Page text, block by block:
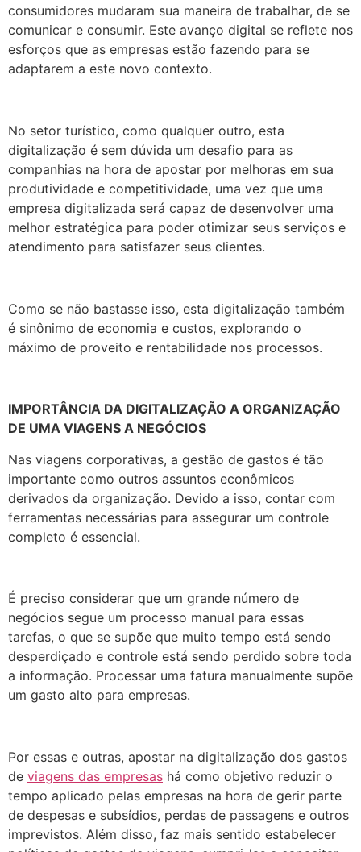
consumidores mudaram sua maneira de trabalhar, de se
comunicar e consumir. Este avanço digital se reflete nos
esforços que as empresas estão fazendo para se
adaptarem a este novo contexto.
No setor turístico, como qualquer outro, esta
digitalização é sem dúvida um desafio para as
companhias na hora de apostar por melhoras em sua
produtividade e competitividade, uma vez que uma
empresa digitalizada será capaz de desenvolver uma
melhor estratégica para poder otimizar seus serviços e
atendimento para satisfazer seus clientes.
Como se não bastasse isso, esta digitalização também
é sinônimo de economia e custos, explorando o
máximo de proveito e rentabilidade nos processos.
IMPORTÂNCIA DA DIGITALIZAÇÃO A ORGANIZAÇÃO
DE UMA VIAGENS A NEGÓCIOS
Nas viagens corporativas, a gestão de gastos é tão
importante como outros assuntos econômicos
derivados da organização. Devido a isso, contar com
ferramentas necessárias para assegurar um controle
completo é essencial.
É preciso considerar que um grande número de
negócios segue um processo manual para essas
tarefas, o que se supõe que muito tempo está sendo
desperdiçado e controle está sendo perdido sobre toda
a informação. Processar uma fatura manualmente supõe
um gasto alto para empresas.
Por essas e outras, apostar na digitalização dos gastos
de viagens das empresas há como objetivo reduzir o
tempo aplicado pelas empresas na hora de gerir parte
de despesas e subsídios, perdas de passagens e outros
imprevistos. Além disso, faz mais sentido estabelecer